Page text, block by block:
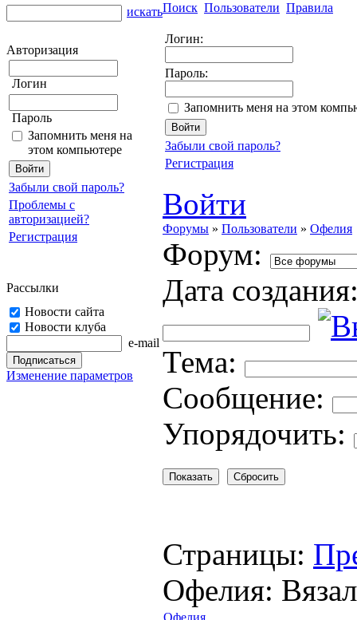
искать
Авторизация
Логин
Пароль
Запомнить меня на
этом компьютере
Забыли свой пароль?
Проблемы с
авторизацией?
Регистрация
Рассылки
Новости сайта
Новости клуба
e-mail
Изменение параметров
Поиск Пользователи Правила
Логин:
Пароль:
Запомнить меня на этом
Забыли свой пароль?
Регистрация
Войти
Форумы » Пользователи » Офелия
Форум:
Дата
Тема:
Cooбщение:
Упорядочить:
Страницы:
Офелия:
Офелия